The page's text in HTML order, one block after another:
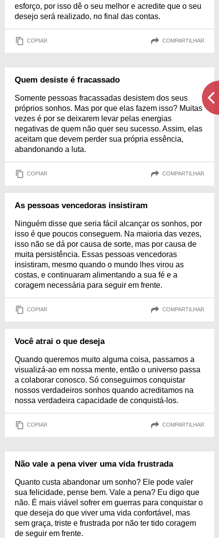
esforço, por isso dê o seu melhor e acredite que o seu
desejo será realizado, no final das contas.
COPIAR COMPARTILHAR
Quem desiste é fracassado
Somente pessoas fracassadas desistem dos seus
próprios sonhos. Mas por que elas fazem isso? Muitas
vezes é por se deixarem levar pelas energias
negativas de quem não quer seu sucesso. Assim, elas
aceitam que devem perder sua própria essência,
abandonando a luta.
COPIAR COMPARTILHAR
As pessoas vencedoras insistiram
Ninguém disse que seria fácil alcançar os sonhos, por
isso é que poucos conseguem. Na maioria das vezes,
isso não se dá por causa de sorte, mas por causa de
muita persistência. Essas pessoas vencedoras
insistiram, mesmo quando o mundo lhes virou as
costas, e continuaram alimentando a sua fé e a
coragem necessária para seguir em frente.
COPIAR COMPARTILHAR
Você atrai o que deseja
Quando queremos muito alguma coisa, passamos a
visualizá-ao em nossa mente, então o universo passa
a colaborar conosco. Só conseguimos conquistar
nossos verdadeiros sonhos quando acreditamos na
nossa verdadeira capacidade de conquistá-los.
COPIAR COMPARTILHAR
Não vale a pena viver uma vida frustrada
Quanto custa abandonar um sonho? Ele pode valer
sua felicidade, pense bem. Vale a pena? Eu digo que
não. É mais viável sofrer em guerras para conquistar o
que deseja do que viver uma vida confortável, mas
sem graça, triste e frustrada por não ter tido coragem
de seguir em frente.